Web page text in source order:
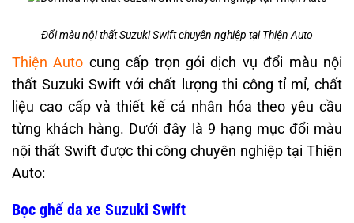
Đổi màu nội thất Suzuki Swift chuyên nghiệp tại Thiện Auto
Thiện Auto cung cấp trọn gói dịch vụ đổi màu nội
thất Suzuki Swift với chất lượng thi công tỉ mỉ, chất
liệu cao cấp và thiết kế cá nhân hóa theo yêu cầu
từng khách hàng. Dưới đây là 9 hạng mục đổi màu
nội thất Swift được thi công chuyên nghiệp tại Thiện
Auto:
Bọc ghế da xe Suzuki Swift